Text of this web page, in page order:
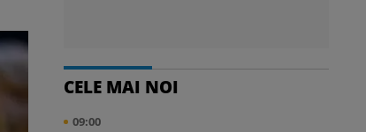
CELE MAI NOI
09:00